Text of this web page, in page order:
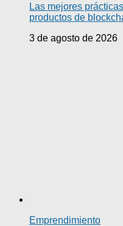
Las mejores
productos de
3 de agosto de 2026
Emprendimiento